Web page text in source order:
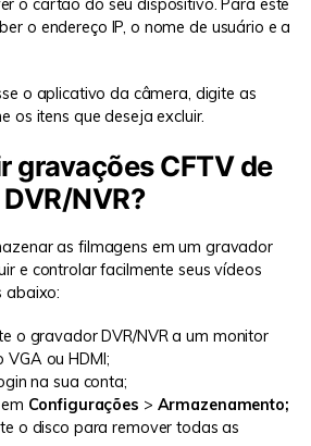
o cartão do seu dispositivo. Para este
o endereço IP, o nome de usuário e a
o aplicativo da câmera, digite as
os itens que deseja excluir.
gravações CFTV de
NVR?
as filmagens em um gravador
e controlar facilmente seus vídeos
abaixo:
o gravador DVR/NVR a um monitor
ou HDMI;
na sua conta;
Configurações > Armazenamento;
o disco para remover todas as